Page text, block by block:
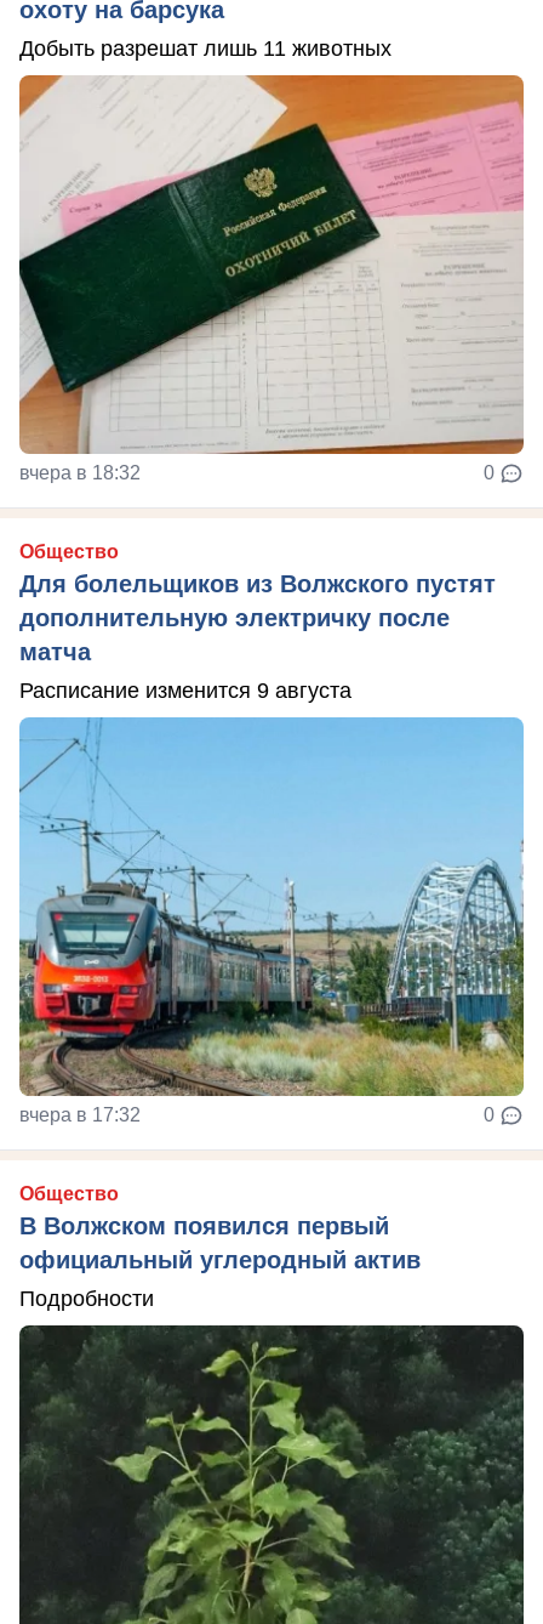
охоту на барсука
Добыть разрешат лишь 11 животных
вчера в 18:32 0
Общество
Для болельщиков из Волжского пустят
дополнительную электричку после
матча
Расписание изменится 9 августа
вчера в 17:32 0
Общество
В Волжском появился первый
официальный углеродный актив
Подробности